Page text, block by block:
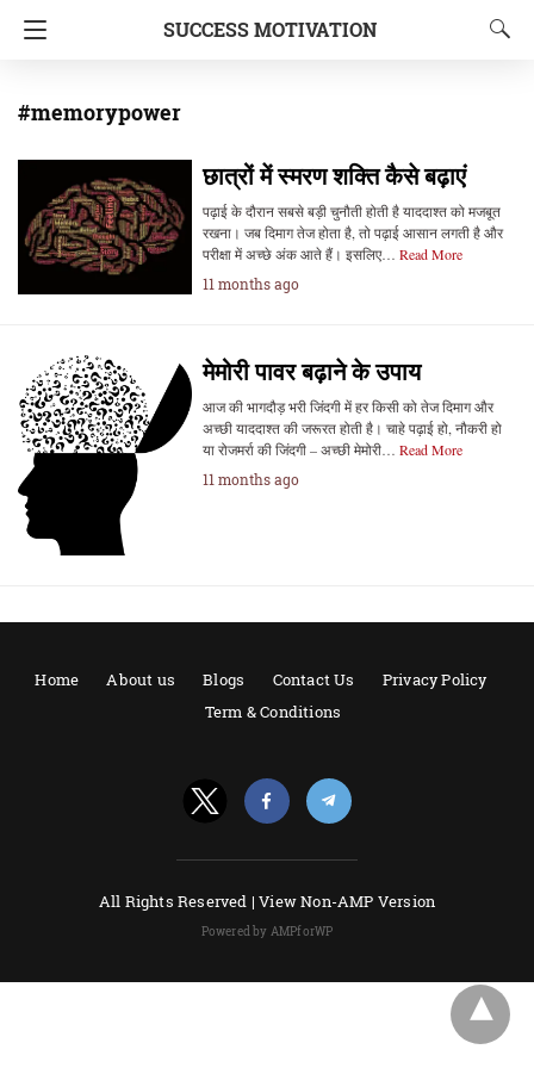
SUCCESS MOTIVATION
#memorypower
छात्रों में स्मरण शक्ति कैसे बढ़ाएं
पढ़ाई के दौरान सबसे बड़ी चुनौती होती है याददाश्त को मजबूत
रखना। जब दिमाग तेज होता है, तो पढ़ाई आसान लगती है और
परीक्षा में अच्छे अंक आते हैं। इसलिए… Read More
11 months ago
मेमोरी पावर बढ़ाने के उपाय
आज की भागदौड़ भरी जिंदगी में हर किसी को तेज दिमाग और
अच्छी याददाश्त की जरूरत होती है। चाहे पढ़ाई हो, नौकरी हो
या रोजमर्रा की जिंदगी – अच्छी मेमोरी… Read More
11 months ago
Home About us Blogs Contact Us
Privacy Policy
Term & Conditions
All Rights Reserved |View Non-AMP Version
Powered by AMPforWP